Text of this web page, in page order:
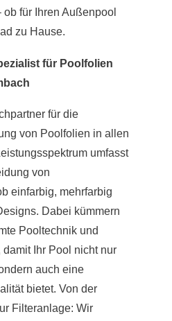
für Ihren Außenpool
zu Hause.
für Poolfolien
für die
von Poolfolien in allen
umfasst
von
einfarbig, mehrfarbig
Dabei kümmern
Pooltechnik und
Ihr Pool nicht nur
auch eine
bietet. Von der
Filteranlage: Wir